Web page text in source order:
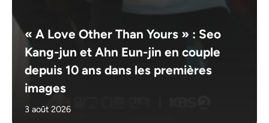
« A Love Other Than Yours » : Seo
Kang-jun et Ahn Eun-jin en couple
depuis 10 ans dans les premières
images
3 août 2026